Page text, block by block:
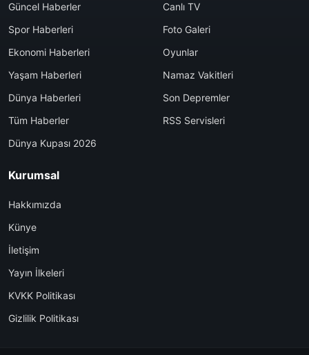
Güncel Haberler
Spor Haberleri
Ekonomi Haberleri
Yaşam Haberleri
Dünya Haberleri
Tüm Haberler
Dünya Kupası 2026
Canlı TV
Foto Galeri
Oyunlar
Namaz Vakitleri
Son Depremler
RSS Servisleri
Kurumsal
Hakkımızda
Künye
İletişim
Yayın İlkeleri
KVKK Politikası
Gizlilik Politikası